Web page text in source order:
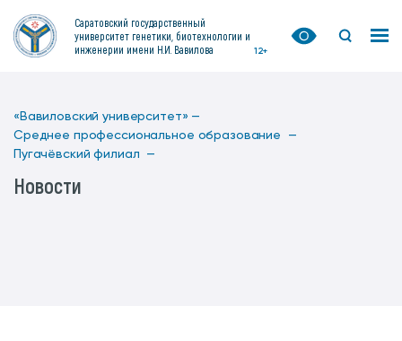
Саратовский государственный
университет генетики, биотехнологии и
инженерии имени Н.И. Вавилова
12+
«Вавиловский университет» —
Среднее профессиональное образование —
Пугачёвский филиал —
Новости